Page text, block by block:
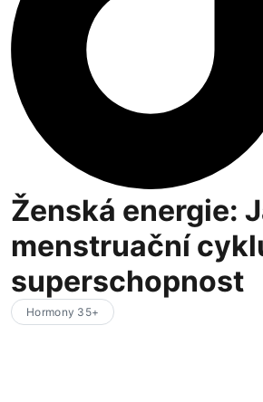
Ženská energie:
menstruační
superschopnost
Hormony 35+